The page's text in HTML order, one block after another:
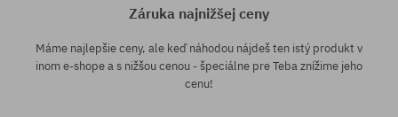
Záruka najnižšej ceny
Máme najlepšie ceny, ale keď náhodou nájdeš ten istý produkt v
inom e-shope a s nižšou cenou - špeciálne pre Teba znížime jeho
cenu!